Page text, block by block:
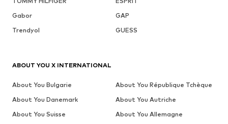
Gabor
GAP
Trendyol
GUESS
ABOUT YOU X INTERNATIONAL
About You Bulgarie
About You République Tchèque
About You Danemark
About You Autriche
About You Suisse
About You Allemagne